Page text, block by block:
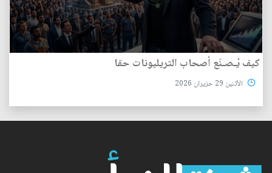
كيف يُـصـنَع أصحاب التريليونات حقا
الأثنين 29 حزيران 2026